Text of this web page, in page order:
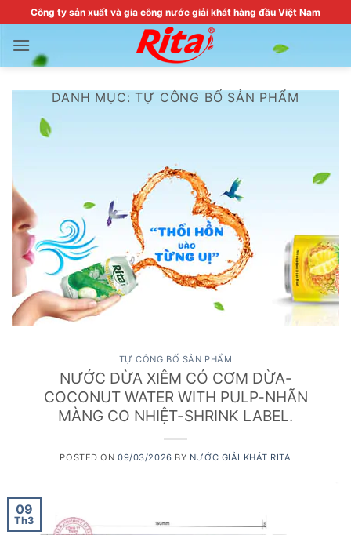
to
content
Công ty sản xuất và gia công nước giải khát hàng đầu Việt Nam
DANH MỤC:TỰ CÔNG BỐ SẢN PHẨM
TỰ CÔNG BỐ SẢN PHẨM
NƯỚC DỪA XIÊM CÓ CƠM DỪA-
COCONUT WATER WITH PULP-NHÃN
MÀNG CO NHIỆT-SHRINK LABEL.
POSTED ON09/03/2026 BY NƯỚC GIẢI KHÁT RITA
09
Th3